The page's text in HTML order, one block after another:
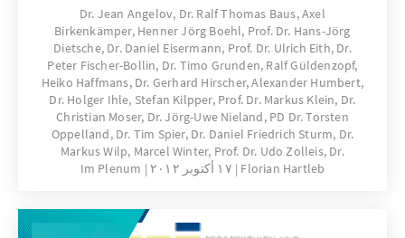
Auflösung sozialer Milieus, nachlassende
Parteibindungen, rückläufige
Stammwählermilieus, volatiles Wahlverhalten
sowie mangelnde Mobilisierungs- und
Integrationskraft der Volksparteien sind die
Indikatoren des Wandels. Die Analyse der
gegenwärtigen Situation der Volksparteien
macht deutlich, dass sie keineswegs am Ende
zwar nachgelassen, sie sind jedoch
Dr. Jean Angelov, Dr. Ralf Thomas Baus, Axel
Birkenkämper, Henner Jörg Boehl, Prof. Dr. Hans-Jörg
Dietsche, Dr. Daniel Eisermann, Prof. Dr. Ulrich Eith, Dr.
Peter Fischer-Bollin, Dr. Timo Grunden, Ralf Güldenzopf,
Heiko Haffmans, Dr. Gerhard Hirscher, Alexander Humbert,
Dr. Holger Ihle, Stefan Kilpper, Prof. Dr. Markus Klein, Dr.
Christian Moser, Dr. Jörg-Uwe Nieland, PD Dr. Torsten
Oppelland, Dr. Tim Spier, Dr. Daniel Friedrich Sturm, Dr.
Markus Wilp, Marcel Winter, Prof. Dr. Udo Zolleis, Dr.
Florian Hartleb
١٧ أكتوبر ٢٠١٢ Im Plenum